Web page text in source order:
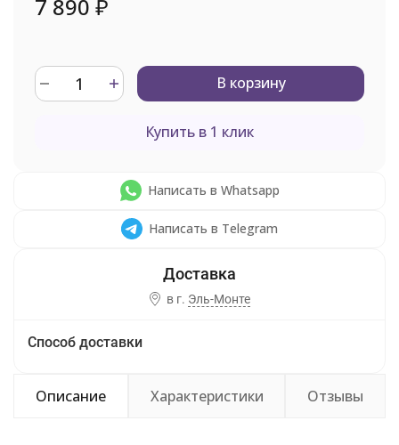
7 890 ₽
В корзину
Купить в 1 клик
Написать в Whatsapp
Написать в Telegram
в г. Эль-Монте
Способ доставки
Описание Характеристики Отзывы